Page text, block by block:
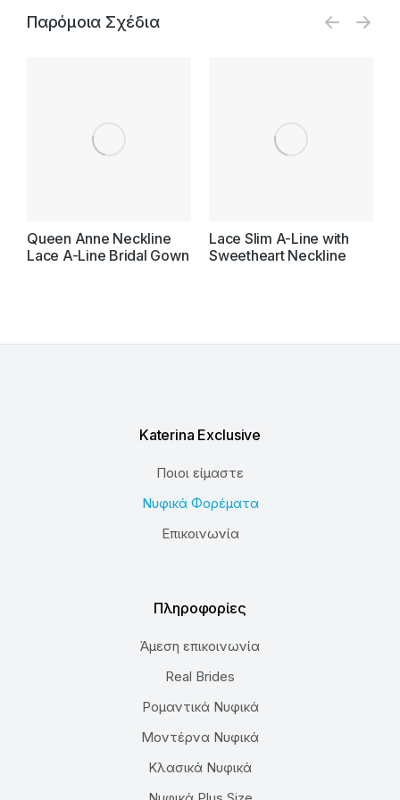
Παρόμοια Σχέδια
Queen Anne Neckline
Lace A-Line Bridal Gown
Lace Slim A-Line with
Sweetheart Neckline
Katerina Exclusive
Ποιοι είμαστε
Νυφικά Φορέματα
Επικοινωνία
Πληροφορίες
Άμεση επικοινωνία
Real Brides
Ρομαντικά Νυφικά
Μοντέρνα Νυφικά
Κλασικά Νυφικά